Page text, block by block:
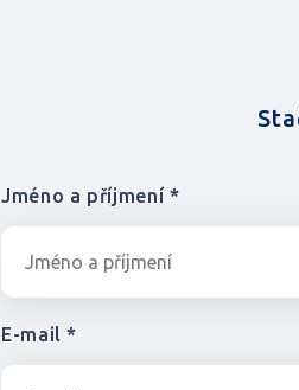
Jméno a příjmení *
E-mail *